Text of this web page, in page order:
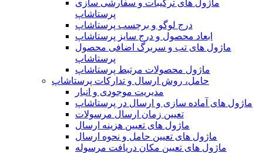
ماژول های ترکیبات و سفارشی سازی
پرستاشاپ
درج لوگو و برچسب پرستاشاپ
ابعاد محصول و درج سایز پرستاشاپ
ماژول های تب و سربرگ اضافی محصول
پرستاشاپ
ماژول محصولات مرتبط پرستاشاپ
حامل، روش ارسال و تدارکات پرستاشاپ
مدیریت موجودی و انبار
ماژول های آماده سازی و ارسال در پرستاشاپ
تعیین زمان ارسال مرسولات
ماژول های تعیین هزینه ارسال
ماژول های تعیین حامل و نحوه ارسال
ماژول های تعیین مکان دریافت مرسوله